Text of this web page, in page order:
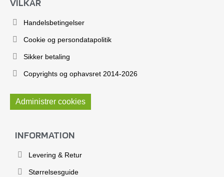
VILKÅR
Handelsbetingelser
Cookie og persondatapolitik
Sikker betaling
Copyrights og ophavsret 2014-2026
Administrer cookies
INFORMATION
Levering & Retur
Størrelsesguide